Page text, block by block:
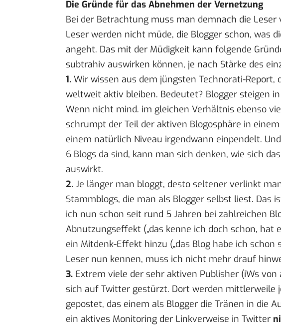
Die Gründe für das Abnehmen der Vernetzung
Bei der Betrachtung muss man demnach die Leser
Leser werden nicht müde, die Blogger schon, was
angeht. Das mit der Müdigkeit kann folgende
subtrahiv auswirken können, je nach Stärke des
1. Wir wissen aus dem jüngsten Technorati-Report,
weltweit aktiv bleiben. Bedeutet? Blogger steigen
Wenn nicht mind. im gleichen Verhältnis ebenso
schrumpt der Teil der aktiven Blogosphäre in
einem natürlich Niveau irgendwann einpendelt.
6 Blogs da sind, kann man sich denken, wie sich
auswirkt.
2. Je länger man bloggt, desto seltener verlinkt
Stammblogs, die man als Blogger selbst liest. Das
ich nun schon seit rund 5 Jahren bei zahlreichen
Abnutzungseffekt („das kenne ich doch schon, hat
ein Mitdenk-Effekt hinzu („das Blog habe ich
Leser nun kennen, muss ich nicht mehr drauf
3. Extrem viele der sehr aktiven Publisher (iWs
sich auf Twitter gestürzt. Dort werden mittlerweile
gepostet, das einem als Blogger die Tränen in die
ein aktives Monitoring der Linkverweise in Twitter